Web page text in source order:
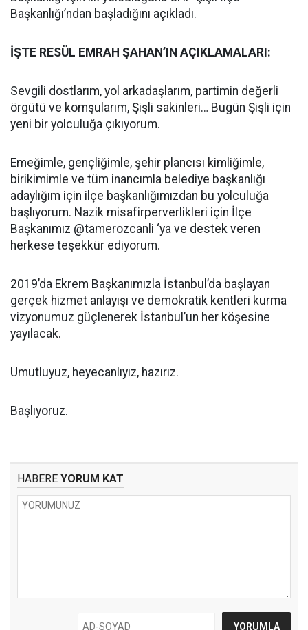
Başkanlığı’ndan başladığını açıkladı.
İŞTE RESÜL EMRAH ŞAHAN’IN AÇIKLAMALARI:
Sevgili dostlarım, yol arkadaşlarım, partimin değerli
örgütü ve komşularım, Şişli sakinleri… Bugün Şişli için
yeni bir yolculuğa çıkıyorum.
Emeğimle, gençliğimle, şehir plancısı kimliğimle,
birikimimle ve tüm inancımla belediye başkanlığı
adaylığım için ilçe başkanlığımızdan bu yolculuğa
başlıyorum. Nazik misafirperverlikleri için İlçe
Başkanımız @tamerozcanli ‘ya ve destek veren
herkese teşekkür ediyorum.
2019’da Ekrem Başkanımızla İstanbul’da başlayan
gerçek hizmet anlayışı ve demokratik kentleri kurma
vizyonumuz güçlenerek İstanbul’un her köşesine
yayılacak.
Umutluyuz, heyecanlıyız, hazırız.
Başlıyoruz.
HABERE YORUM KAT